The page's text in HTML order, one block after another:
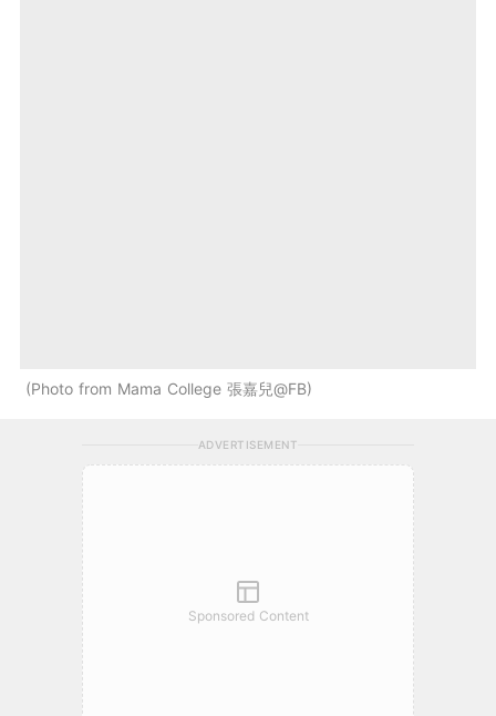
Photo from Mama College 張嘉兒@FB
ADVERTISEMENT
Sponsored Content